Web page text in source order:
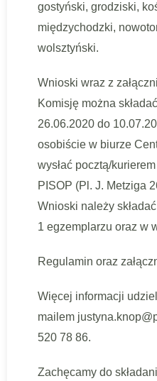
gostyński, grodziski,
międzychodzki,
wolsztyński.
Wnioski wraz z
Komisję można
26.06.2020 do
osobiście w biurze
wysłać pocztą/
PISOP (Pl. J. Metziga
Wnioski należy
1 egzemplarzu oraz w
Regulamin oraz
Więcej informacji
mailem
520 78 86.
Zachęcamy do